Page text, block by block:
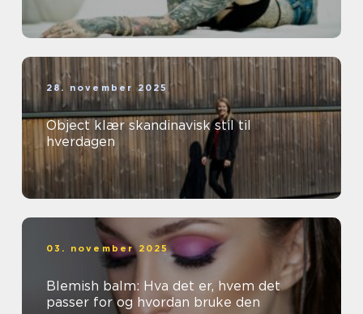
28. november 2025
Object klær skandinavisk stil til
hverdagen
03. november 2025
Blemish balm: Hva det er, hvem det
passer for og hvordan bruke den